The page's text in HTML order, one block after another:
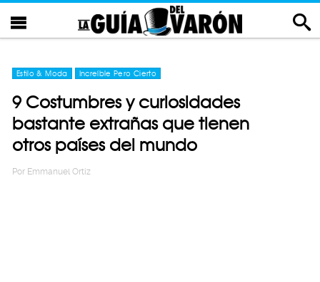
Estilo & Moda Increíble Pero Cierto
9 Costumbres y curiosidades
bastante extrañas que tienen
otros países del mundo
Por Emmanuel Ortiz